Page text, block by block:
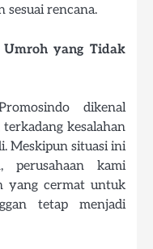
sesuai rencana.
Umroh yang Tidak
dikenal
kesalahan
Meskipun situasi ini
perusahaan kami
yang cermat untuk
tetap menjadi